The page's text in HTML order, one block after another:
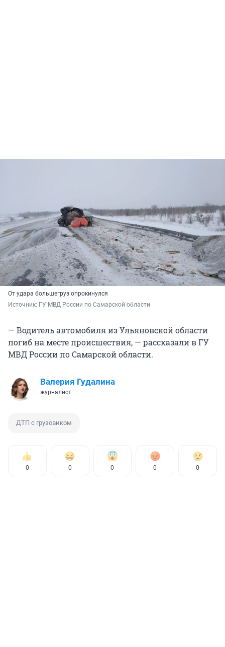
От удара большегруз опрокинулся
Источник: ГУ МВД России по Самарской области
— Водитель автомобиля из Ульяновской области
погиб на месте происшествия, — рассказали в ГУ
МВД России по Самарской области.
Валерия Гудалина
журналист
ДТП с грузовиком
0 0 0 0 0